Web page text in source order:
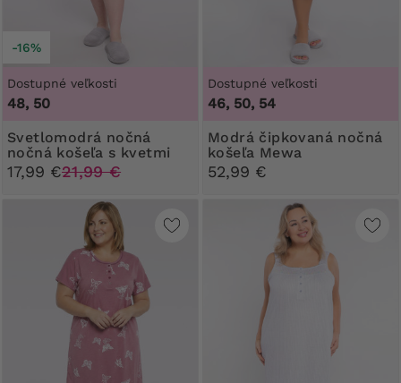
-16%
Dostupné veľkosti
48, 50
Svetlomodrá nočná
nočná košeľa s kvetmi
17,99 €21,99 €
Dostupné veľkosti
46, 50, 54
Modrá čipkovaná nočná
košeľa Mewa
52,99 €